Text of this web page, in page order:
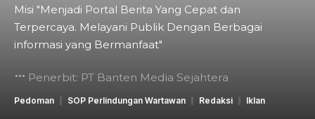
Misi "Menjadi Portal Berita Yang Cepat dan
Terpercaya. Melayani Publik Dengan Berbagai
informasi yang Bermanfaat"
Penerbit: PT Banten Media Sejahtera
Pedoman SOP Perlindungan Wartawan Redaksi Iklan